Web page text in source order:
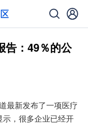
告：49％的公
最新发布了一项医疗
，很多企业已经开